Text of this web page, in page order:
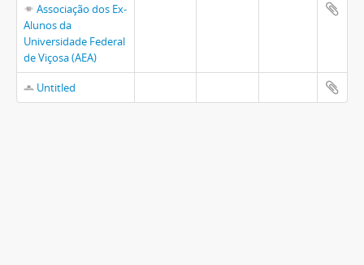
Associação dos Ex-
Alunos da
Universidade Federal
de Viçosa (AEA)
Untitled